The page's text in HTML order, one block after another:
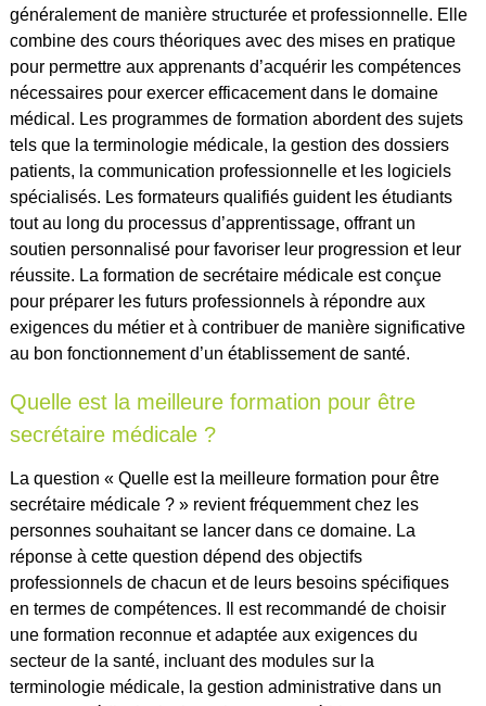
généralement de manière structurée et professionnelle. Elle
combine des cours théoriques avec des mises en pratique
pour permettre aux apprenants d’acquérir les compétences
nécessaires pour exercer efficacement dans le domaine
médical. Les programmes de formation abordent des sujets
tels que la terminologie médicale, la gestion des dossiers
patients, la communication professionnelle et les logiciels
spécialisés. Les formateurs qualifiés guident les étudiants
tout au long du processus d’apprentissage, offrant un
soutien personnalisé pour favoriser leur progression et leur
réussite. La formation de secrétaire médicale est conçue
pour préparer les futurs professionnels à répondre aux
exigences du métier et à contribuer de manière significative
au bon fonctionnement d’un établissement de santé.
Quelle est la meilleure formation pour être
secrétaire médicale ?
La question « Quelle est la meilleure formation pour être
secrétaire médicale ? » revient fréquemment chez les
personnes souhaitant se lancer dans ce domaine. La
réponse à cette question dépend des objectifs
professionnels de chacun et de leurs besoins spécifiques
en termes de compétences. Il est recommandé de choisir
une formation reconnue et adaptée aux exigences du
secteur de la santé, incluant des modules sur la
terminologie médicale, la gestion administrative dans un